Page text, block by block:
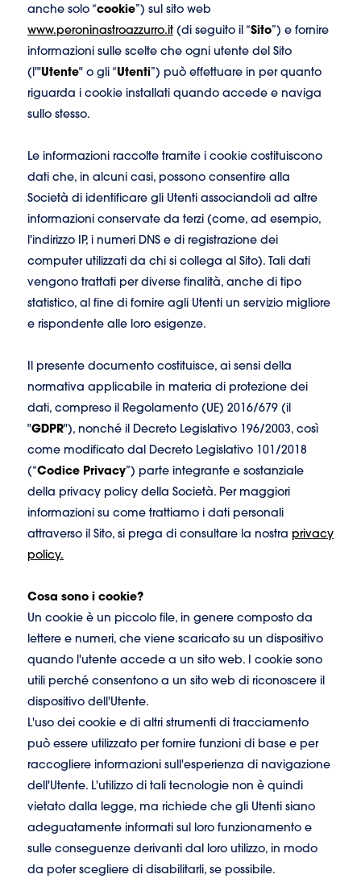
anche solo “cookie”) sul sito web
www.peroninastroazzurro.it (di seguito il “Sito”) e fornire
informazioni sulle scelte che ogni utente del Sito
(l'"Utente" o gli “Utenti”) può effettuare in per quanto
riguarda i cookie installati quando accede e naviga
sullo stesso.
Le informazioni raccolte tramite i cookie costituiscono
dati che, in alcuni casi, possono consentire alla
Società di identificare gli Utenti associandoli ad altre
informazioni conservate da terzi (come, ad esempio,
l'indirizzo IP, i numeri DNS e di registrazione dei
computer utilizzati da chi si collega al Sito). Tali dati
vengono trattati per diverse finalità, anche di tipo
statistico, al fine di fornire agli Utenti un servizio migliore
e rispondente alle loro esigenze.
Il presente documento costituisce, ai sensi della
normativa applicabile in materia di protezione dei
dati, compreso il Regolamento (UE) 2016/679 (il
"GDPR"), nonché il Decreto Legislativo 196/2003, così
come modificato dal Decreto Legislativo 101/2018
(“Codice Privacy”) parte integrante e sostanziale
della privacy policy della Società. Per maggiori
informazioni su come trattiamo i dati personali
attraverso il Sito, si prega di consultare la nostra privacy
policy.
Cosa sono i cookie?
Un cookie è un piccolo file, in genere composto da
lettere e numeri, che viene scaricato su un dispositivo
quando l'utente accede a un sito web. I cookie sono
utili perché consentono a un sito web di riconoscere il
dispositivo dell'Utente.
L'uso dei cookie e di altri strumenti di tracciamento
può essere utilizzato per fornire funzioni di base e per
raccogliere informazioni sull'esperienza di navigazione
dell'Utente. L'utilizzo di tali tecnologie non è quindi
vietato dalla legge, ma richiede che gli Utenti siano
adeguatamente informati sul loro funzionamento e
sulle conseguenze derivanti dal loro utilizzo, in modo
da poter scegliere di disabilitarli, se possibile.